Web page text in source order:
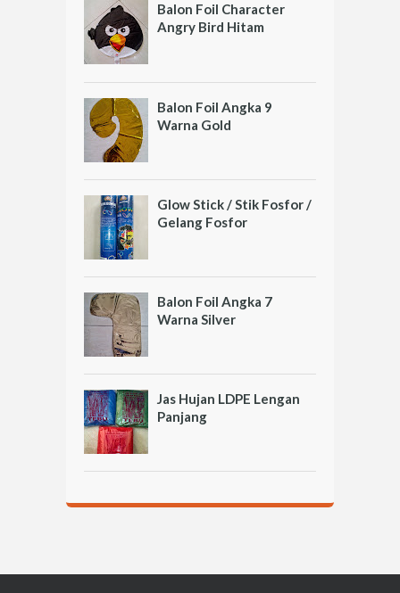
Balon Foil Character
Angry Bird Hitam
Balon Foil Angka 9
Warna Gold
Glow Stick / Stik Fosfor /
Gelang Fosfor
Balon Foil Angka 7
Warna Silver
Jas Hujan LDPE Lengan
Panjang